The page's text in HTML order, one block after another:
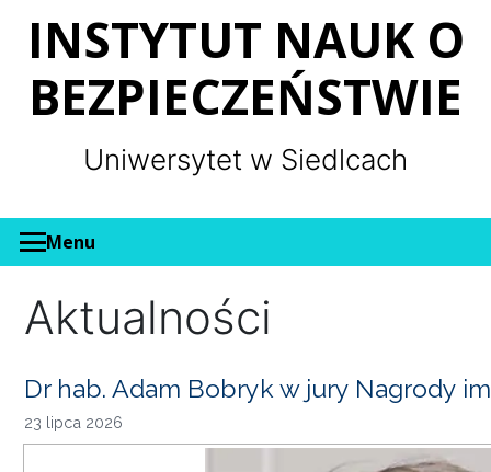
INSTYTUT NAUK O
BEZPIECZEŃSTWIE
Uniwersytet w Siedlcach
Menu
Aktualności
Dr hab. Adam Bobryk w jury Nagrody
23 lipca 2026